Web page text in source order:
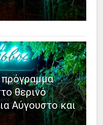
θερινό
Αύγουστο και